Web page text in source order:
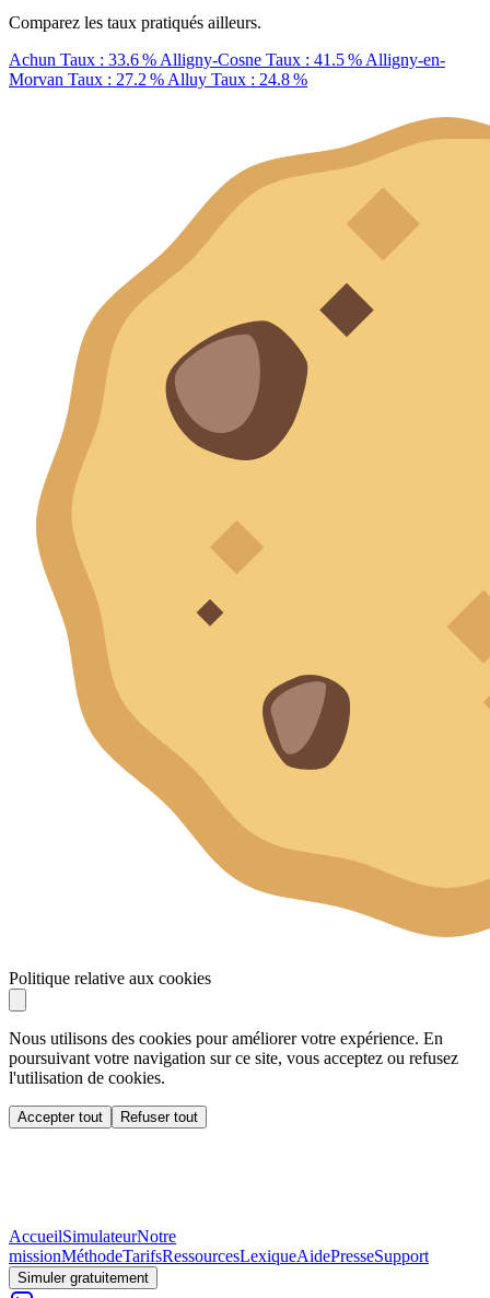
Comparez les taux pratiqués ailleurs.
Achun Taux : 33.6 % Alligny-Cosne Taux : 41.5 % Alligny-en-
Morvan Taux : 27.2 % Alluy Taux : 24.8 %
Politique relative aux cookies
Nous utilisons des cookies pour améliorer votre expérience. En
poursuivant votre navigation sur ce site, vous acceptez ou refusez
l'utilisation de cookies.
Accepter tout Refuser tout
AccueilSimulateurNotre
missionMéthodeTarifsRessourcesLexiqueAidePresseSupport
Simuler gratuitement